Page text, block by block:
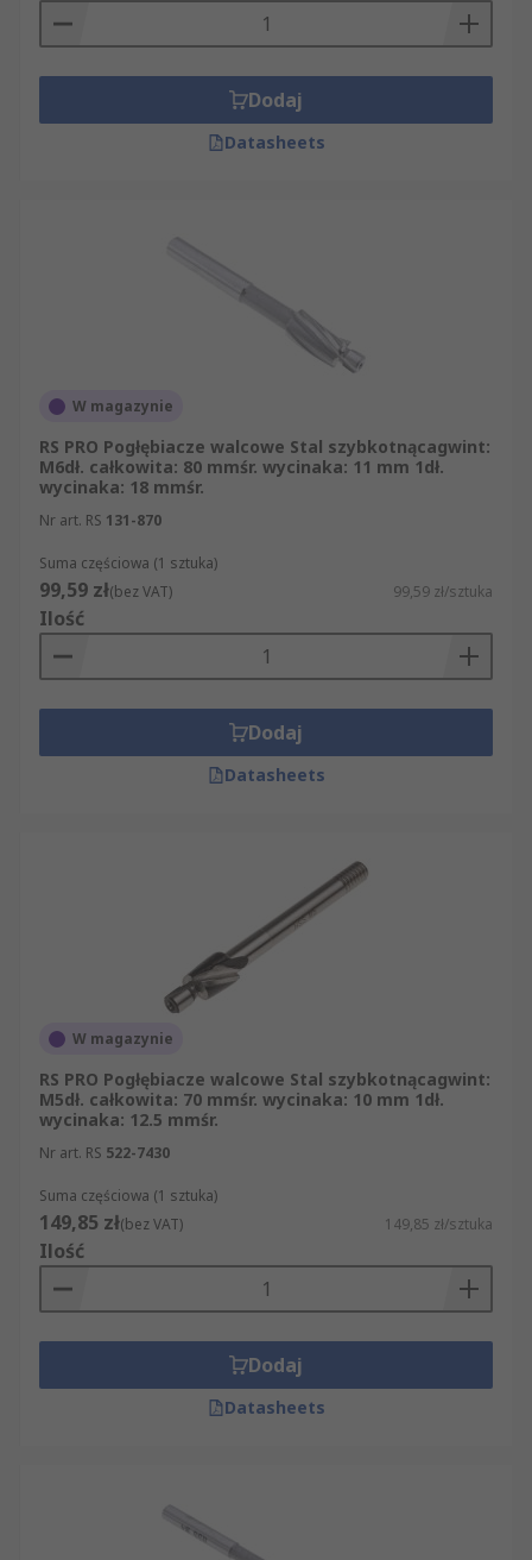
Dodaj
Datasheets
W magazynie
RS PRO Pogłębiacze walcowe Stal szybkotnącagwint:
M6dł. całkowita: 80 mmśr. wycinaka: 11 mm 1dł.
wycinaka: 18 mmśr.
Nr art. RS 131-870
Suma częściowa (1 sztuka)
99,59 zł(bez VAT) 99,59 zł/sztuka
Ilość
Dodaj
Datasheets
W magazynie
RS PRO Pogłębiacze walcowe Stal szybkotnącagwint:
M5dł. całkowita: 70 mmśr. wycinaka: 10 mm 1dł.
wycinaka: 12.5 mmśr.
Nr art. RS 522-7430
Suma częściowa (1 sztuka)
149,85 zł(bez VAT) 149,85 zł/sztuka
Ilość
Dodaj
Datasheets